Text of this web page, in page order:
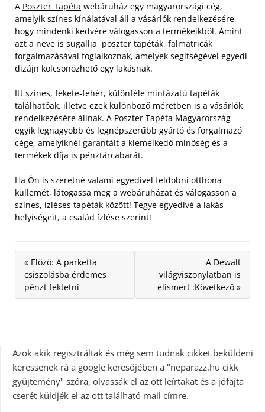
A Poszter Tapéta webáruház egy magyarországi cég,
amelyik színes kínálatával áll a vásárlók rendelkezésére,
hogy mindenki kedvére válogasson a termékeikből. Amint
azt a neve is sugallja, poszter tapéták, falmatricák
forgalmazásával foglalkoznak, amelyek segítségével egyedi
dizájn kölcsönözhető egy lakásnak.
Itt színes, fekete-fehér, különféle mintázatú tapéták
találhatóak, illetve ezek különböző méretben is a vásárlók
rendelkezésére állnak. A Poszter Tapéta Magyarország
egyik legnagyobb és legnépszerűbb gyártó és forgalmazó
cége, amelyiknél garantált a kiemelkedő minőség és a
termékek díja is pénztárcabarát.
Ha Ön is szeretné valami egyedivel feldobni otthona
küllemét, látogassa meg a webáruházat és válogasson a
színes, ízléses tapéták között! Tegye egyedivé a lakás
helyiségeit, a család ízlése szerint!
« Előző: A parketta
csiszolásba érdemes
pénzt fektetni
A Dewalt
világviszonylatban is
elismert :Következő »
Azok akik regisztráltak és még sem tudnak cikket beküldeni
keressenek rá a google keresőjében a "neparazz.hu cikk
gyüjtemény" szóra, olvassák el az ott leírtakat és a jófajta
cserét küldjék el az ott található mail címre.